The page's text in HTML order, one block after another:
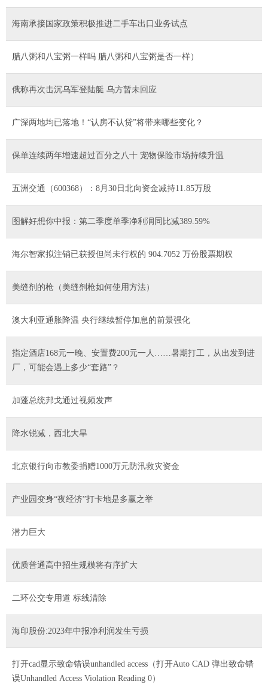
海南承接国家政策积极推进二手车出口业务试点
腊八粥和八宝粥一样吗 腊八粥和八宝粥是否一样）
俄称再次击沉乌军登陆艇 乌方暂未回应
广深两地均已落地！“认房不认贷”将带来哪些变化？
保单连续两年增速超过百分之八十 宠物保险市场持续升温
五洲交通（600368）：8月30日北向资金减持11.85万股
图解好想你中报：第二季度单季净利润同比减389.59%
海尔智家拟注销已获授但尚未行权的 904.7052 万份股票期权
美缝剂的枪（美缝剂枪如何使用方法）
澳大利亚通胀降温 央行继续暂停加息的前景强化
指定酒店168元一晚、安置费200元一人……暑期打工，从出发到进
厂，可能会遇上多少“套路”？
加蓬总统邦戈通过视频发声
降水锐减，西北大旱
北京银行向市教委捐赠1000万元防汛救灾资金
产业园变身“夜经济”打卡地是多赢之举
潜力巨大
优质普通高中招生规模将有序扩大
二环公交专用道 标线清除
海印股份:2023年中报净利润发生亏损
打开cad显示致命错误unhandled access（打开Auto CAD 弹出致命错
误Unhandled Access Violation Reading 0）